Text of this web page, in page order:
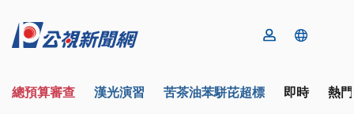
總預算審查 漢光演習 苦茶油苯駢芘超標 即時 熱